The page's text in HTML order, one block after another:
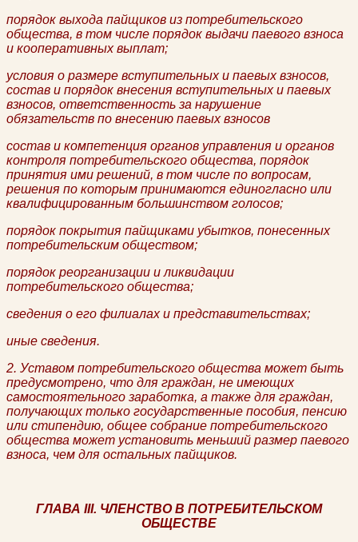
порядок выхода пайщиков из потребительского
общества, в том числе порядок выдачи паевого взноса
и кооперативных выплат;
условия о размере вступительных и паевых взносов,
состав и порядок внесения вступительных и паевых
взносов, ответственность за нарушение
обязательств по внесению паевых взносов
состав и компетенция органов управления и органов
контроля потребительского общества, порядок
принятия ими решений, в том числе по вопросам,
решения по которым принимаются единогласно или
квалифицированным большинством голосов;
порядок покрытия пайщиками убытков, понесенных
потребительским обществом;
порядок реорганизации и ликвидации
потребительского общества;
сведения о его филиалах и представительствах;
иные сведения.
2. Уставом потребительского общества может быть
предусмотрено, что для граждан, не имеющих
самостоятельного заработка, а также для граждан,
получающих только государственные пособия, пенсию
или стипендию, общее собрание потребительского
общества может установить меньший размер паевого
взноса, чем для остальных пайщиков.
ГЛАВА III. ЧЛЕНСТВО В ПОТРЕБИТЕЛЬСКОМ
ОБЩЕСТВЕ